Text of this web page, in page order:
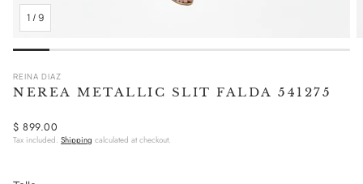
1/9
REINA DIAZ
NEREA METALLIC SLIT FALDA 541275
Regular
price
$ 899.00
Tax included. Shipping calculated at checkout.